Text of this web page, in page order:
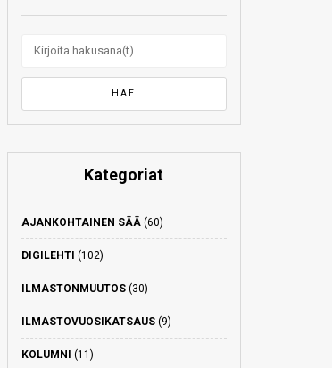
Kategoriat
AJANKOHTAINEN SÄÄ(60)
DIGILEHTI (102)
ILMASTONMUUTOS(30)
ILMASTOVUOSIKATSAUS(9)
KOLUMNI (11)